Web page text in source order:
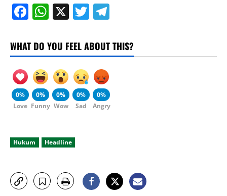
Facebook
WhatsApp
X Twitter
WHAT DO YOU FEEL ABOUT THIS?
0%
Love
0%
Funny
0%
Wow
0%
Sad
0%
Angry
Hukum Headline